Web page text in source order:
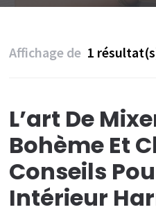
Affichage de 1
L’art De
Bohème Et
Conseils
Intérieur